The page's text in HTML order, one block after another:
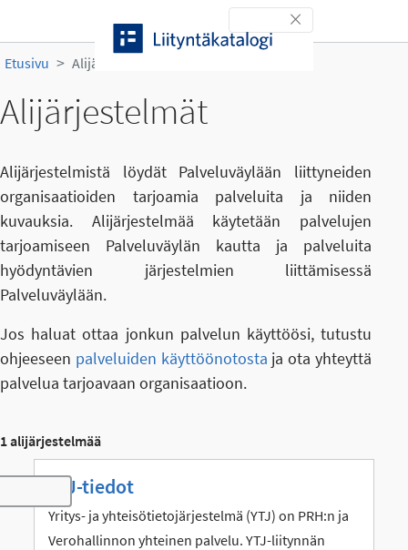
Toggle navigation
Etusivu Alijärjestelmät
Alijärjestelmät
Alijärjestelmistä löydät Palveluväylään liittyneiden
organisaatioiden tarjoamia palveluita ja niiden
kuvauksia. Alijärjestelmää käytetään palvelujen
tarjoamiseen Palveluväylän kautta ja palveluita
hyödyntävien järjestelmien liittämisessä
Palveluväylään.
Jos haluat ottaa jonkun palvelun käyttöösi, tutustu
ohjeeseen palveluiden käyttöönotosta ja ota yhteyttä
palvelua tarjoavaan organisaatioon.
1 alijärjestelmää
Toggle navigation
YTJ-tiedot
Yritys- ja yhteisötietojärjestelmä (YTJ) on PRH:n ja
Verohallinnon yhteinen palvelu. YTJ-liitynnän